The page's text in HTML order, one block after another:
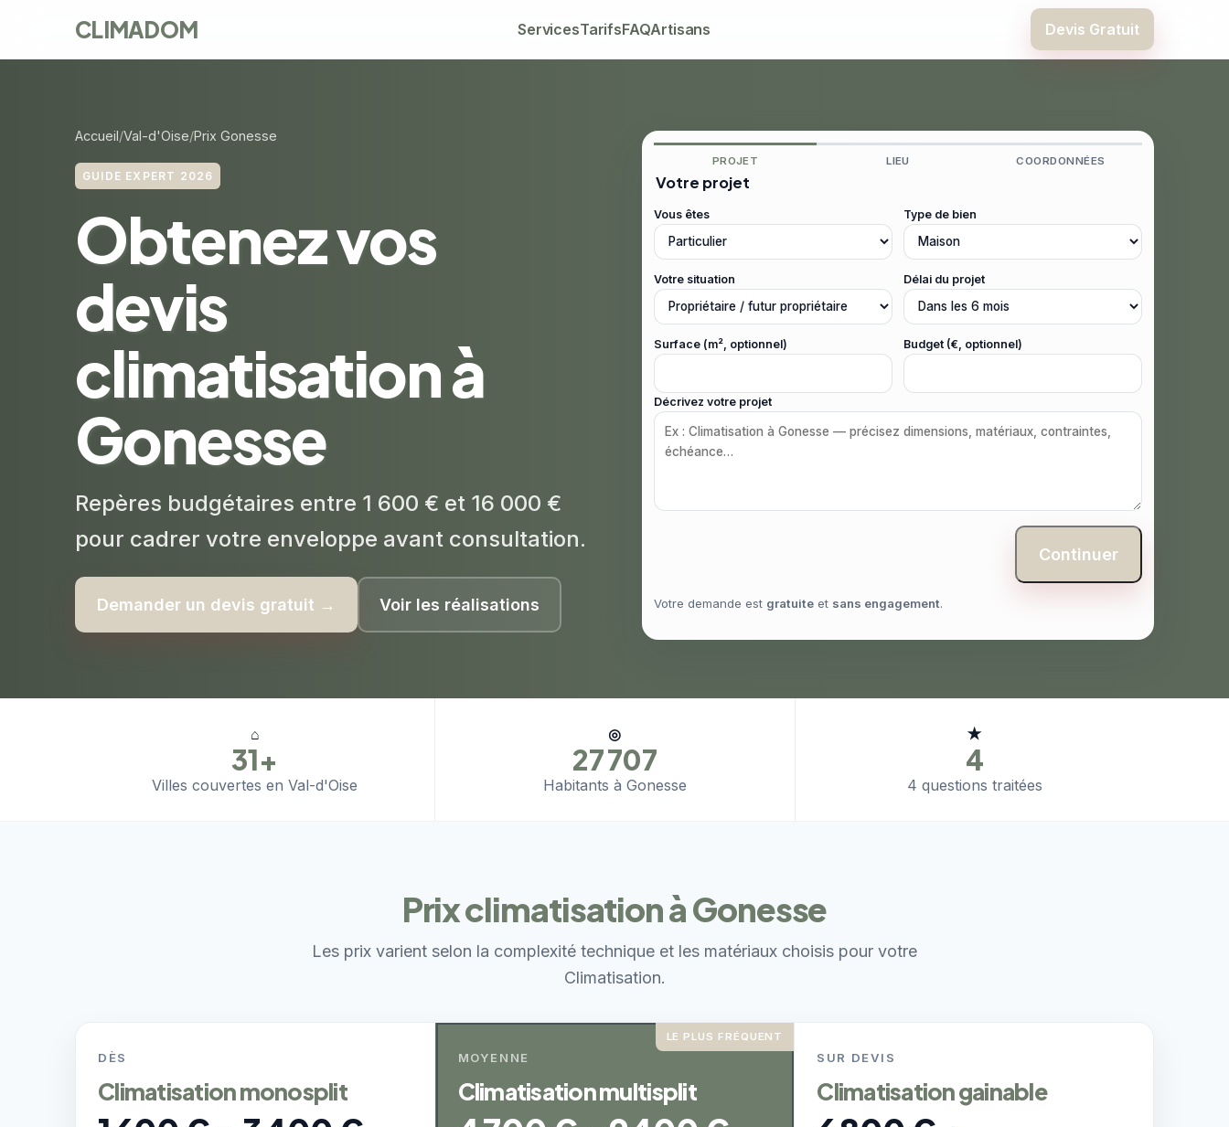
CLIMADOM ServicesTarifsFAQArtisans Devis Gratuit
Accueil Val-d'Oise Prix Gonesse
GUIDE EXPERT 2026
Obtenez vos
devis
climatisation à
Gonesse
Repères budgétaires entre 1 600 € et 16 000 €
pour cadrer votre enveloppe avant consultation.
Demander un devis gratuit → Voir les réalisations
PROJET LIEU COORDONNÉES
Votre projet
Vous êtes Type de bien
Votre situation Délai du projet
Surface (m², optionnel) Budget (€, optionnel)
Décrivez votre projet
Continuer
Votre demande est gratuite et sans engagement.
⌂
31+
Villes couvertes en Val-d'Oise
◎
27 707
Habitants à Gonesse
★
4
4 questions traitées
Prix climatisation à Gonesse
Les prix varient selon la complexité technique et les matériaux choisis pour votre
Climatisation.
DÈS
Climatisation monosplit
LE PLUS FRÉQUENT
MOYENNE
Climatisation multisplit
SUR DEVIS
Climatisation gainable